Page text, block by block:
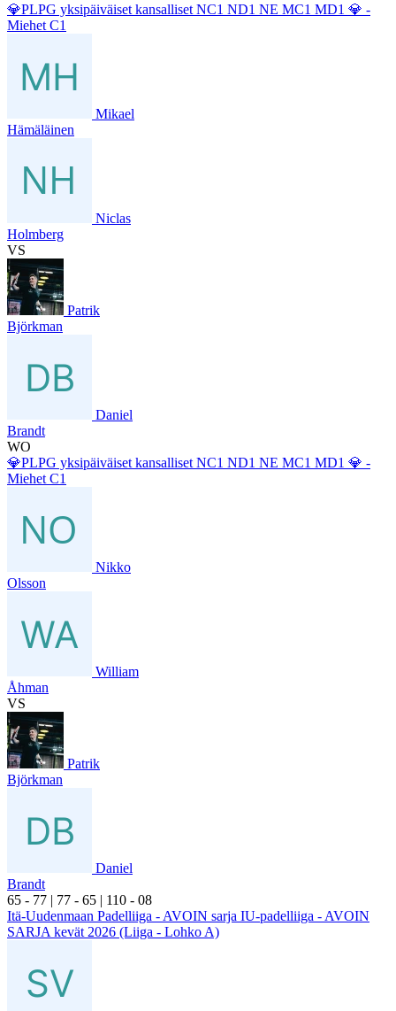
💎PLPG yksipäiväiset kansalliset NC1 ND1 NE MC1 MD1 💎 -
Miehet C1
Mikael
Hämäläinen
Niclas
Holmberg
VS
Patrik
Björkman
Daniel
Brandt
WO
💎PLPG yksipäiväiset kansalliset NC1 ND1 NE MC1 MD1 💎 -
Miehet C1
Nikko
Olsson
William
Åhman
VS
Patrik
Björkman
Daniel
Brandt
65 - 77 | 77 - 65 | 110 - 08
Itä-Uudenmaan Padelliiga - AVOIN sarja IU-padelliiga - AVOIN
SARJA kevät 2026 (Liiga - Lohko A)